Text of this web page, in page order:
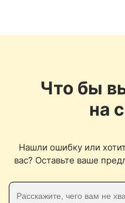
Что бы
на
Нашли ошибку или
вас? Оставьте ваше